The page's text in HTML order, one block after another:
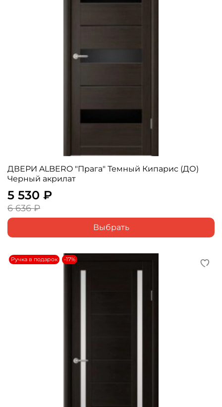
ДВЕРИ ALBERO "Прага" Темный Кипарис (ДО)
Черный акрилат
5 530 ₽
6 636 ₽
Выбрать
Ручка в подарок -17%